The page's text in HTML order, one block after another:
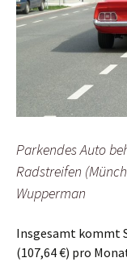
Parkendes Auto
Radstreifen
Wupperman
Insgesamt kommt
(107,64 €) pro